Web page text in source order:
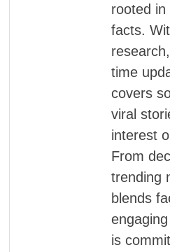
rooted
facts.
time
covers
viral
interest
From
trending
blends
is